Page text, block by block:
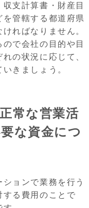
支計算書・財産目
管轄する都道府県
ればなりません。
で会社の目的や目
の状況に応じて、
きましょう。
常な営業活
な資金につ
ョンで業務を行う
する費用のことで